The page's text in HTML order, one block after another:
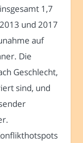
1,7
und 2017
auf
Die
Geschlecht,
sind, und